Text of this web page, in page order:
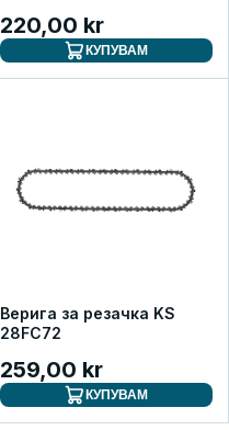
220,00 kr
КУПУВАМ
Верига за резачка KS
28FC72
259,00 kr
КУПУВАМ